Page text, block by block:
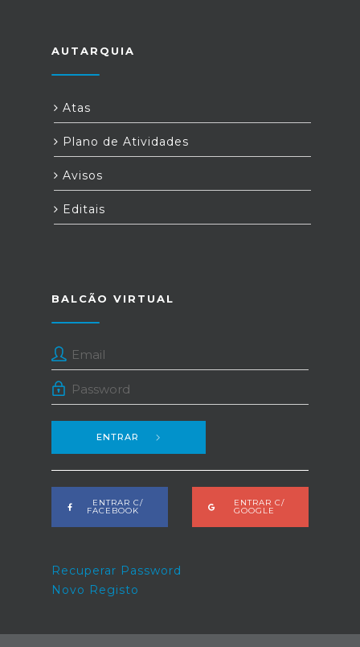
AUTARQUIA
Atas
Plano de Atividades
Avisos
Editais
BALCÃO VIRTUAL
ENTRAR
ENTRAR C/
FACEBOOK
ENTRAR C/
GOOGLE
Recuperar Password
Novo Registo